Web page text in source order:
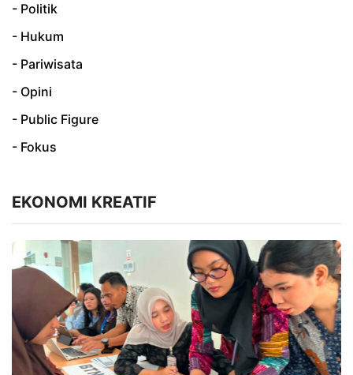
- Politik
- Hukum
- Pariwisata
- Opini
- Public Figure
- Fokus
EKONOMI KREATIF